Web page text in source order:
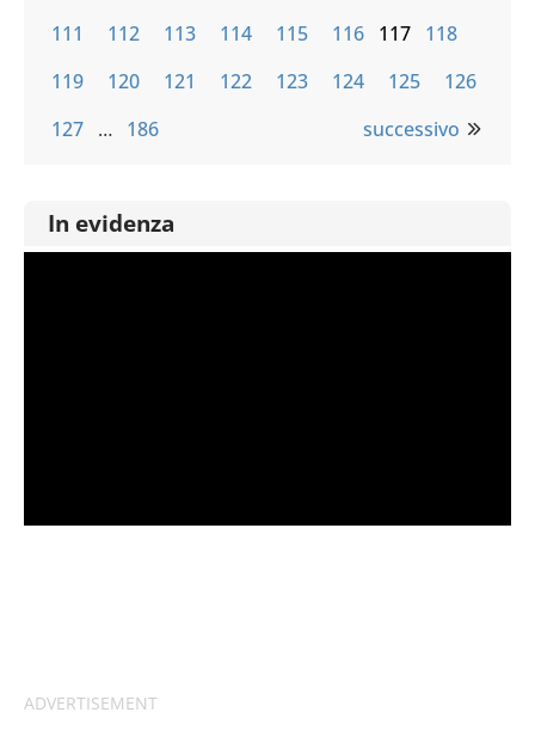
111
112 113 114 115 116 117 118
119
120 121 122 123 124 125
126
127 … 186 successivo
In evidenza